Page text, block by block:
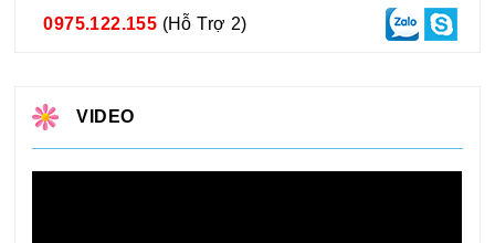
0975.122.155 (Hỗ Trợ 2)
VIDEO